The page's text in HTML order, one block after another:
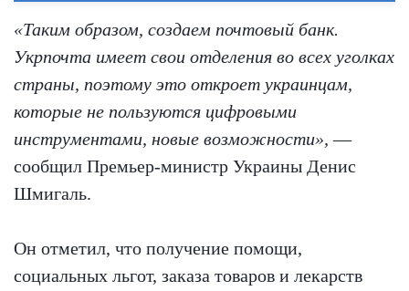
«Таким образом, создаем почтовый банк.
Укрпочта имеет свои отделения во всех уголках
страны, поэтому это откроет украинцам,
которые не пользуются цифровыми
инструментами, новые возможности», —
сообщил Премьер-министр Украины Денис
Шмигаль.
Он отметил, что получение помощи,
социальных льгот, заказа товаров и лекарств